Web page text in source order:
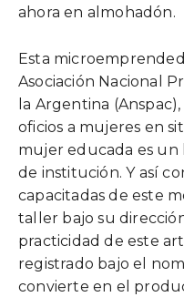
ahora en almohadón.
Esta
Asociación Nacional
la Argentina
oficios a mujeres en
mujer educada es un
de institución. Y así
capacitadas de este
taller bajo su
practicidad de este
registrado bajo el
convierte en el